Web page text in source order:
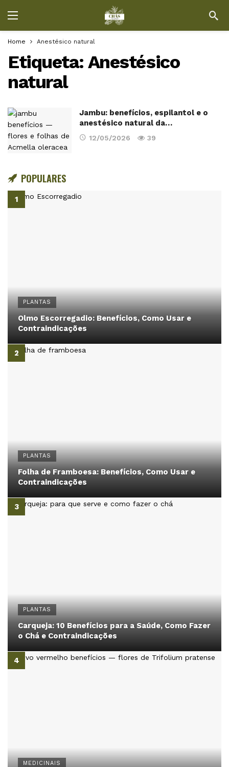
Home Anestésico natural
Etiqueta: Anestésico
natural
Jambu: benefícios, espilantol e o
anestésico natural da…
12/05/2026 39
POPULARES
PLANTAS
Olmo Escorregadio: Benefícios, Como Usar e
Contraindicações
PLANTAS
Folha de Framboesa: Benefícios, Como Usar e
Contraindicações
PLANTAS
Carqueja: 10 Benefícios para a Saúde, Como Fazer
o Chá e Contraindicações
MEDICINAIS